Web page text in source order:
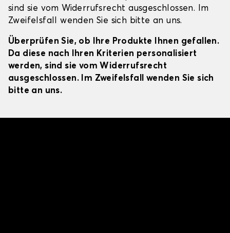
sind sie vom Widerrufsrecht ausgeschlossen. Im
Zweifelsfall wenden Sie sich bitte an uns.
Überprüfen Sie, ob Ihre Produkte Ihnen gefallen.
Da diese nach Ihren Kriterien personalisiert
werden, sind sie vom Widerrufsrecht
ausgeschlossen. Im Zweifelsfall wenden Sie sich
bitte an uns.